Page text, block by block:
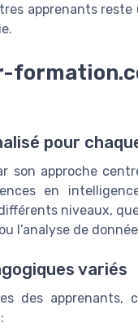
apprenants
pour
son approche
en
niveaux,
ou l’analyse de
variés
des
: